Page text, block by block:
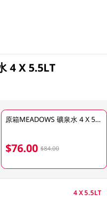
4 X 5.5LT
原箱MEADOWS 礦泉水 4 X 5.5LT
$76.00 $84.00
4 X 5.5LT